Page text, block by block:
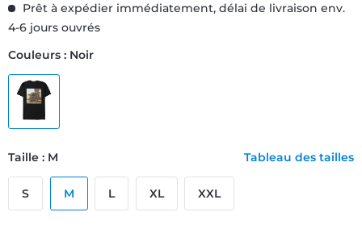
Prêt à expédier immédiatement, délai de livraison env.
4-6 jours ouvrés
Couleurs : Noir
Taille : M Tableau des tailles
S M L XL XXL